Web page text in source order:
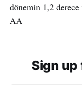
dönemin 1,2 derece
AA
Sign up